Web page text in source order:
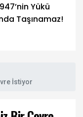
Yükü
Taşınamaz!
İstiyor